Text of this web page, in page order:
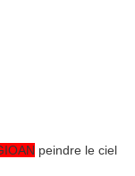
peindre le ciel